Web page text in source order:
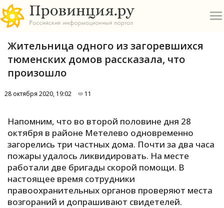
А
Б
В
П
Р
Жительница одного из загоревшихся
тюменских домов рассказала, что
произошло
28 октября 2020, 19:02 11
Напомним, что во второй половине дня 28
октября в районе Метелево одновременно
загорелись три частных дома. Почти за два часа
пожары удалось ликвидировать. На месте
работали две бригады скорой помощи. В
настоящее время сотрудники
правоохранительных органов проверяют места
возгораний и допрашивают свидетелей.